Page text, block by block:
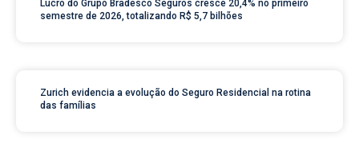
Lucro do Grupo Bradesco Seguros cresce 20,4% no primeiro
semestre de 2026, totalizando R$ 5,7 bilhões
Zurich evidencia a evolução do Seguro Residencial na rotina
das famílias